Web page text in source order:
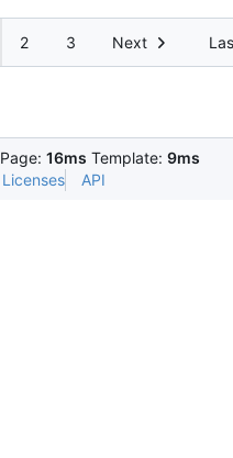
2 3 Next
Page: 16ms Template: 9ms
Licenses API